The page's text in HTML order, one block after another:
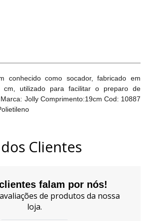
Polietileno
conhecido como socador, fabricado em
cm, utilizado para facilitar o preparo de
Jolly Comprimento:19cm Cod: 10887
Clientes
falam por nós!
de produtos da nossa
loja.